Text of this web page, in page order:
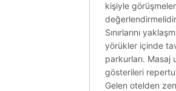
kişiyle
değerlendirmelidir
Sınırlarını
yörükler içinde
parkurları.
gösterileri
Gelen otelden